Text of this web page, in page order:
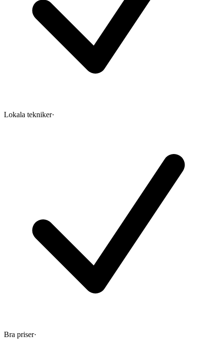
Lokala tekniker·
Bra priser·